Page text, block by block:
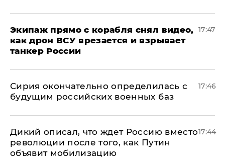
Экипаж прямо с корабля снял видео,
как дрон ВСУ врезается и взрывает
танкер России
17:47
Сирия окончательно определилась с
будущим российских военных баз
17:46
Дикий описал, что ждет Россию вместо
революции после того, как Путин
объявит мобилизацию
17:44